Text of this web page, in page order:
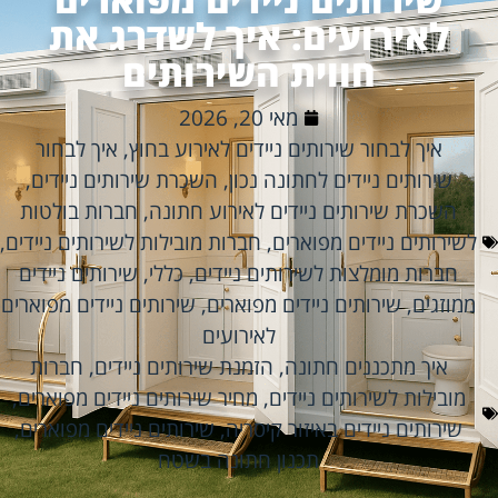
לאירועים: איך לשדרג את
חווית השירותים
מאי 20, 2026
איך לבחור שירותים ניידים לאירוע בחוץ, איך לבחור
שירותים ניידים לחתונה נכון, השכרת שירותים ניידים,
השכרת שירותים ניידים לאירוע חתונה, חברות בולטות
לשירותים ניידים מפוארים,חברות מובילות לשירותים ניידים,
חברות מומלצות לשירותים ניידים,כללי, שירותים ניידים
ממוזגים,שירותים ניידים מפוארים,שירותים ניידים מפוארים
לאירועים
איך מתכננים חתונה, הזמנת שירותים ניידים, חברות
מובילות לשירותים ניידים, מחיר שירותים ניידים מפוארים,
שירותים ניידים באיזור קיסריה,שירותים ניידים מפוארים,
תכנון חתונה בשטח